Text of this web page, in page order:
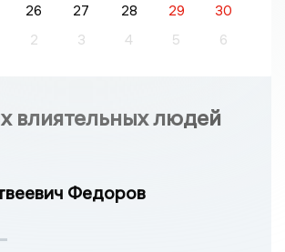
26 27 28 29
30
2 3 4 5 6
влиятельных людей
Федоров